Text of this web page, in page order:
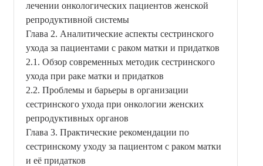
лечении онкологических пациентов женской
репродуктивной системы
Глава 2. Аналитические аспекты сестринского
ухода за пациентами с раком матки и придатков
2.1. Обзор современных методик сестринского
ухода при раке матки и придатков
2.2. Проблемы и барьеры в организации
сестринского ухода при онкологии женских
репродуктивных органов
Глава 3. Практические рекомендации по
сестринскому уходу за пациентом с раком матки
и её придатков